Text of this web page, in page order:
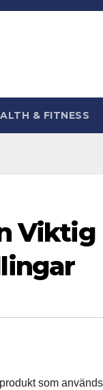
& FITNESS
Viktig
som